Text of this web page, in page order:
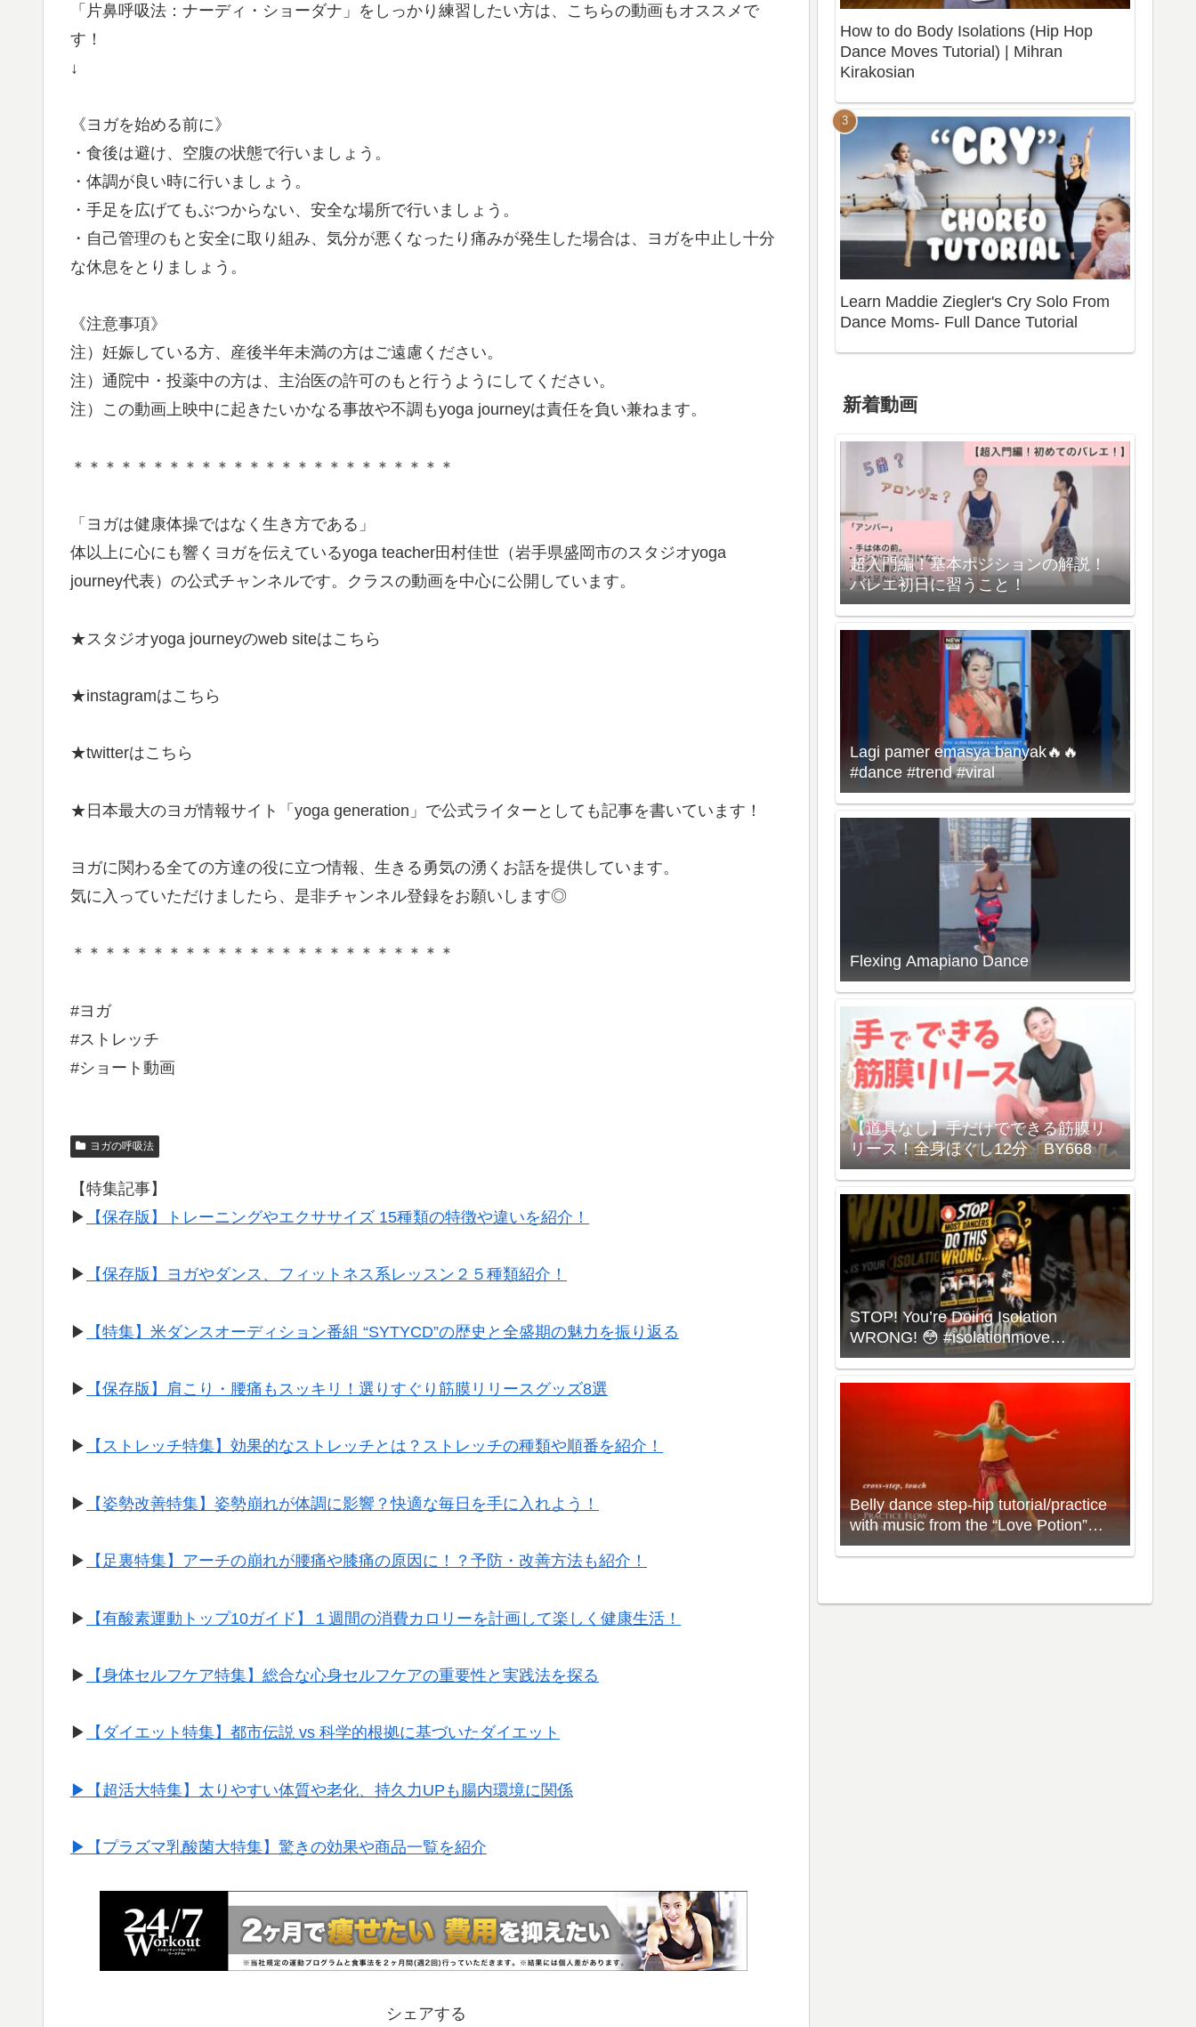
「片鼻呼吸法：ナーディ・ショーダナ」をしっかり練習したい方は、こちらの動画もオススメで
す！
↓
《ヨガを始める前に》
・食後は避け、空腹の状態で行いましょう。
・体調が良い時に行いましょう。
・手足を広げてもぶつからない、安全な場所で行いましょう。
・自己管理のもと安全に取り組み、気分が悪くなったり痛みが発生した場合は、ヨガを中止し十分
な休息をとりましょう。
《注意事項》
注）妊娠している方、産後半年未満の方はご遠慮ください。
注）通院中・投薬中の方は、主治医の許可のもと行うようにしてください。
注）この動画上映中に起きたいかなる事故や不調もyoga journeyは責任を負い兼ねます。
＊＊＊＊＊＊＊＊＊＊＊＊＊＊＊＊＊＊＊＊＊＊＊＊
「ヨガは健康体操ではなく生き方である」
体以上に心にも響くヨガを伝えているyoga teacher田村佳世（岩手県盛岡市のスタジオyoga
journey代表）の公式チャンネルです。クラスの動画を中心に公開しています。
★スタジオyoga journeyのweb siteはこちら
★instagramはこちら
★twitterはこちら
★日本最大のヨガ情報サイト「yoga generation」で公式ライターとしても記事を書いています！
ヨガに関わる全ての方達の役に立つ情報、生きる勇気の湧くお話を提供しています。
気に入っていただけましたら、是非チャンネル登録をお願いします◎
＊＊＊＊＊＊＊＊＊＊＊＊＊＊＊＊＊＊＊＊＊＊＊＊
#ヨガ
#ストレッチ
#ショート動画
ヨガの呼吸法
【特集記事】
▶︎
【保存版】トレーニングやエクササイズ 15種類の特徴や違いを紹介！
▶︎ 【保存版】ヨガやダンス、フィットネス系レッスン２５種類紹介！
▶︎ 【特集】米ダンスオーディション番組 “SYTYCD”の歴史と全盛期の魅力を振り返る
▶︎ 【保存版】肩こり・腰痛もスッキリ！選りすぐり筋膜リリースグッズ8選
▶︎ 【ストレッチ特集】効果的なストレッチとは？ストレッチの種類や順番を紹介！
▶︎ 【姿勢改善特集】姿勢崩れが体調に影響？快適な毎日を手に入れよう！
▶︎ 【足裏特集】アーチの崩れが腰痛や膝痛の原因に！？予防・改善方法も紹介！
▶︎ 【有酸素運動トップ10ガイド】１週間の消費カロリーを計画して楽しく健康生活！
▶︎ 【身体セルフケア特集】総合な心身セルフケアの重要性と実践法を探る
▶︎ 【ダイエット特集】都市伝説 vs 科学的根拠に基づいたダイエット
▶︎【超活大特集】太りやすい体質や老化、持久力UPも腸内環境に関係
▶︎【プラズマ乳酸菌大特集】驚きの効果や商品一覧を紹介
シェアする
How to do Body Isolations (Hip Hop
Dance Moves Tutorial) | Mihran
Kirakosian
Learn Maddie Ziegler's Cry Solo From
Dance Moms- Full Dance Tutorial
新着動画
超入門編！基本ポジションの解説！
バレエ初日に習うこと！
Lagi pamer emasya banyak🔥🔥
#dance #trend #viral
Flexing Amapiano Dance
【道具なし】手だけでできる筋膜リ
リース！全身ほぐし12分 BY668
STOP! You’re Doing Isolation
WRONG! 😳 #isolationmove
#animationdance #poppingdance
Belly dance step-hip tutorial/practice
with music from the “Love Potion”
Workout with Neon